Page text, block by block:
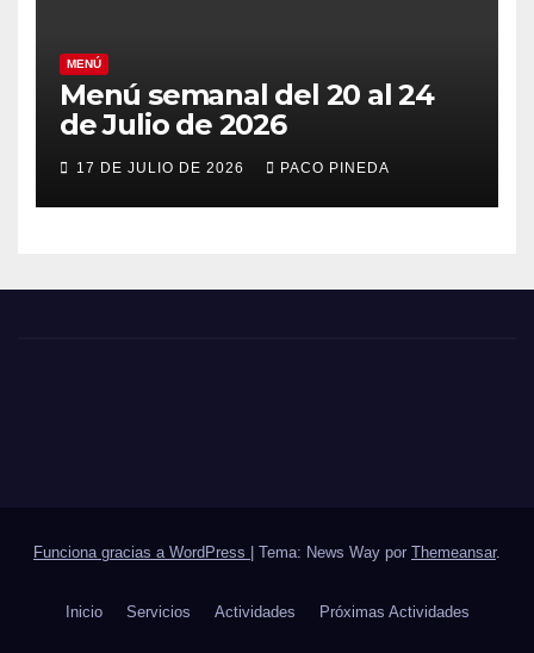
MENÚ
Menú semanal del 20 al 24
de Julio de 2026
17 DE JULIO DE 2026 PACO PINEDA
Funciona gracias a WordPress Tema: News Way por Themeansar.
Inicio Servicios Actividades Próximas Actividades